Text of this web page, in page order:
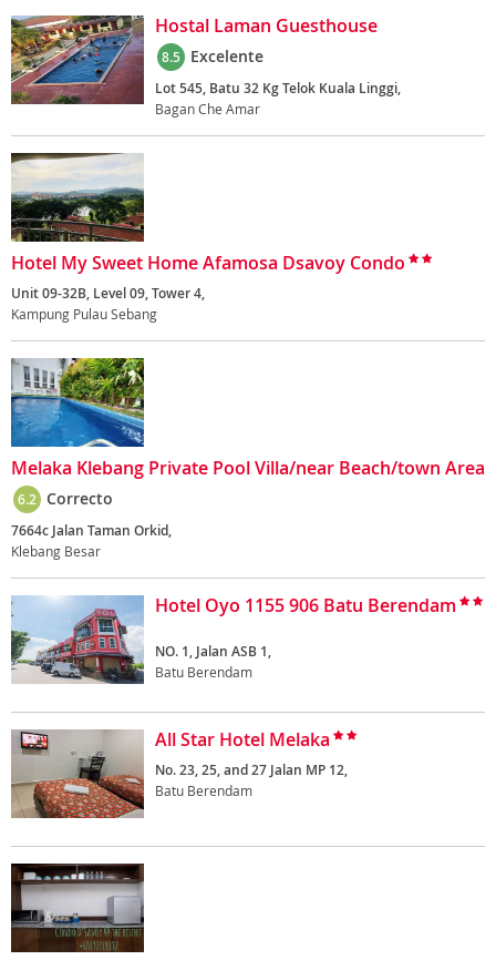
Hostal Laman Guesthouse
8.5 Excelente
Lot 545, Batu 32 Kg Telok Kuala Linggi,
Bagan Che Amar
Hotel My Sweet Home Afamosa Dsavoy Condo
Unit 09-32B, Level 09, Tower 4,
Kampung Pulau Sebang
Melaka Klebang Private Pool Villa/near Beach/town Area
6.2 Correcto
7664c Jalan Taman Orkid,
Klebang Besar
Hotel Oyo 1155 906 Batu Berendam
NO. 1, Jalan ASB 1,
Batu Berendam
All Star Hotel Melaka
No. 23, 25, and 27 Jalan MP 12,
Batu Berendam